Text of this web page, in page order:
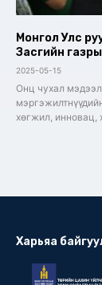
Монгол Улс
Засгийн
2025-05-15
Онц чухал
хөгжил, инновац,
Харьяа